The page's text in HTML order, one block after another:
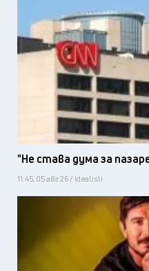
"Не става дума за
11:45, 05 авг 26 / Idealisti